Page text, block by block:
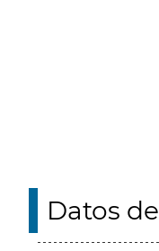
Datos